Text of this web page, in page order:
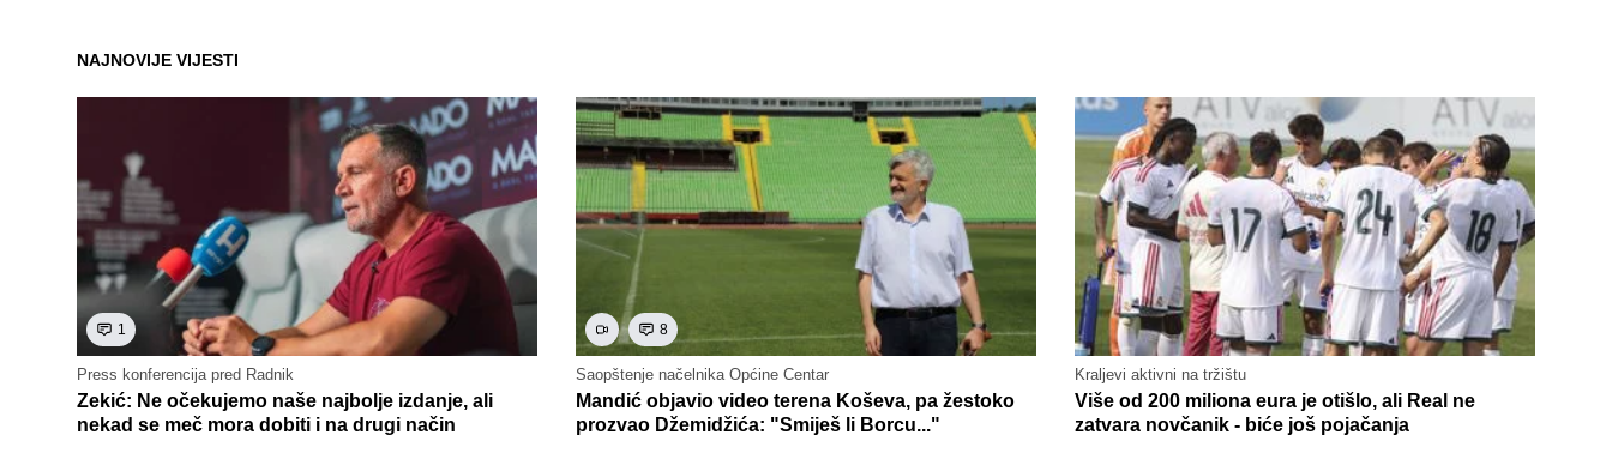
NAJNOVIJE VIJESTI
1
Press konferencija pred Radnik
Zekić: Ne očekujemo naše najbolje izdanje, ali
nekad se meč mora dobiti i na drugi način
8
Saopštenje načelnika Općine Centar
Mandić objavio video terena Koševa, pa žestoko
prozvao Džemidžića: "Smiješ li Borcu..."
Kraljevi aktivni na tržištu
Više od 200 miliona eura je otišlo, ali Real ne
zatvara novčanik - biće još pojačanja